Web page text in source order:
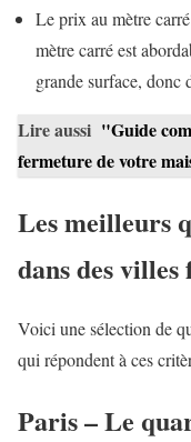
Le prix au mètre
mètre carré est
grande surface, donc
Lire aussi "Guide
fermeture de votre
Les meilleurs
dans des villes
Voici une sélection de
qui répondent à ces
Paris – Le